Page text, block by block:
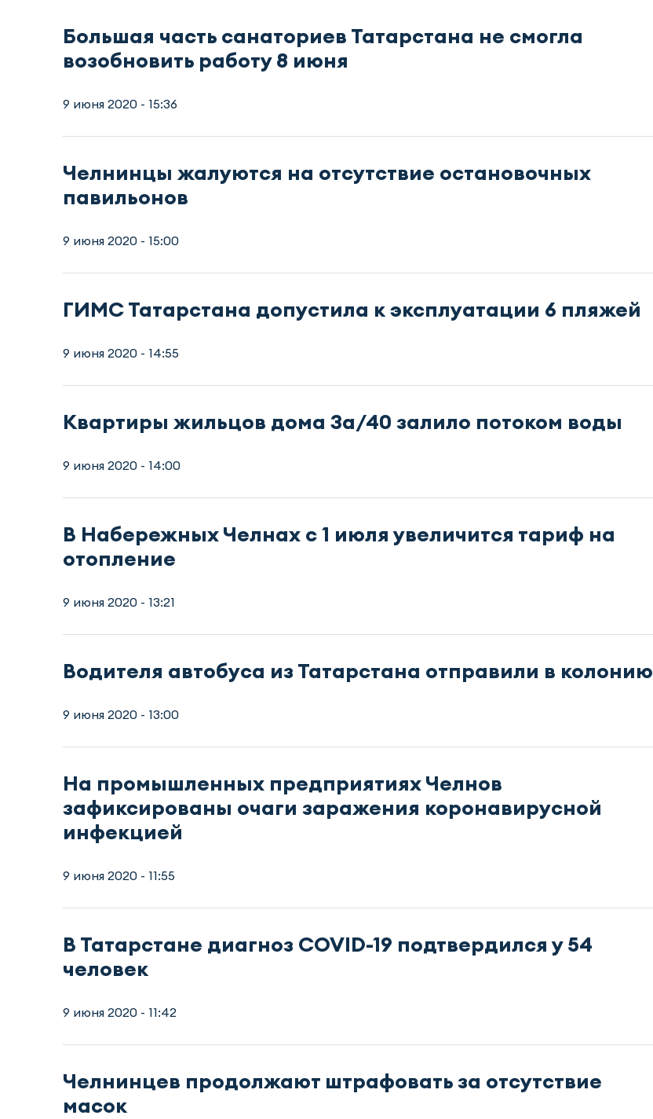
Большая часть санаториев Татарстана не смогла
возобновить работу 8 июня
9 июня 2020 - 15:36
Челнинцы жалуются на отсутствие остановочных
павильонов
9 июня 2020 - 15:00
ГИМС Татарстана допустила к эксплуатации 6 пляжей
9 июня 2020 - 14:55
Квартиры жильцов дома 3а/40 залило потоком воды
9 июня 2020 - 14:00
В Набережных Челнах с 1 июля увеличится тариф на
отопление
9 июня 2020 - 13:21
Водителя автобуса из Татарстана отправили в колонию
9 июня 2020 - 13:00
На промышленных предприятиях Челнов
зафиксированы очаги заражения коронавирусной
инфекцией
9 июня 2020 - 11:55
В Татарстане диагноз COVID-19 подтвердился у 54
человек
9 июня 2020 - 11:42
Челнинцев продолжают штрафовать за отсутствие
масок